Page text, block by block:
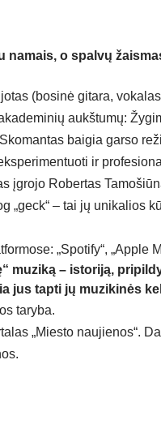
namais, o spalvų
(bosinė gitara,
aukštumų:
baigia garso
ir
įgrojo Robertas
„geck“ – tai jų unikalios
„Spotify“, „Apple
muziką – istoriją,
jus tapti jų muzikinės
taryba.
„Miesto naujienos“.
.